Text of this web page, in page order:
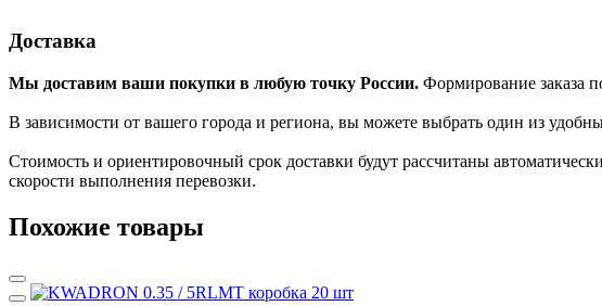
Доставка
Мы доставим ваши покупки в любую точку России. Формирование заказа
В зависимости от вашего города и региона, вы можете выбрать один из
Стоимость и ориентировочный срок доставки будут рассчитаны
скорости выполнения перевозки.
Похожие товары